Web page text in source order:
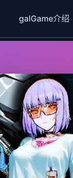
galGame介绍